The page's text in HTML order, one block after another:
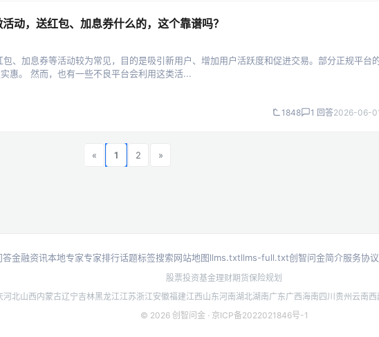
动，送红包、加息券什么的，这个靠谱吗？
、加息券等活动较为常见，目的是吸引新用户、增加用户活跃度和促进交易。部分正规平台
惠。 然而，也有一些不良平台会利用这类活...
1848 1 回答2026-06-
« 1 2 »
答金融资讯本地专家专家排行话题标签搜索网站地图llms.txtllms-full.txt创智问金简介服务协议
股票投资基金理财期货保险规划
河北山西内蒙古辽宁吉林黑龙江江苏浙江安徽福建江西山东河南湖北湖南广东广西海南四川贵州云南西
© 2026 创智问金 · 京ICP备2022021846号-1